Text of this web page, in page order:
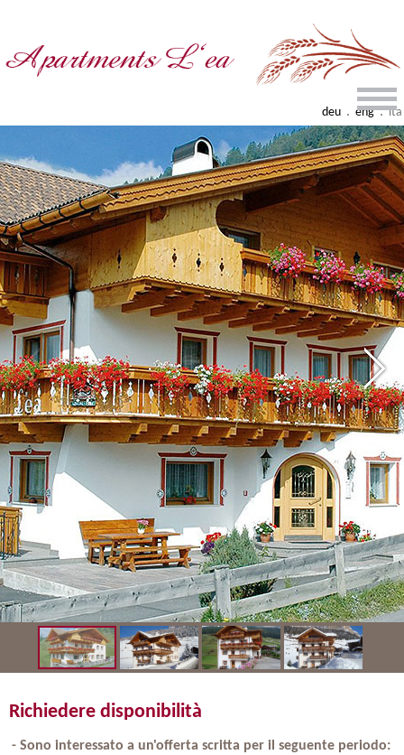
deu . eng.ita
Richiedere disponibilità
- Sono interessato a un'offerta scritta per il seguente periodo: